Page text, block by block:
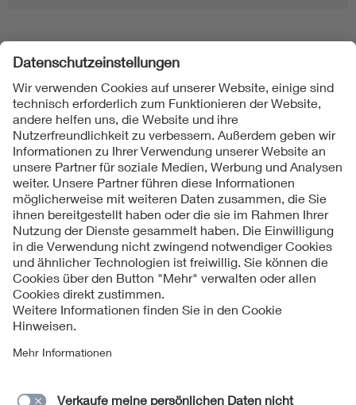
Folgen Sie uns
Kontakt
Impressum
Datenschutzinformationen
Cookie Hinweise
Compliance